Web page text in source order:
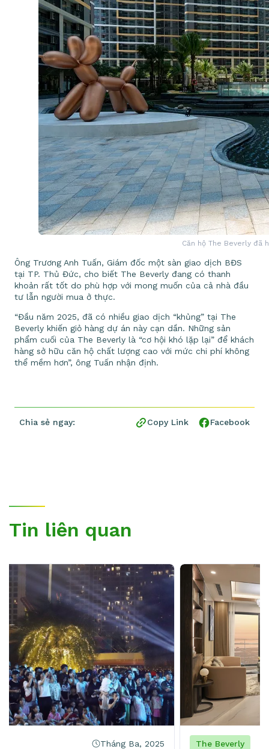
Căn hộ The Beverly đã
Ông Trương Anh Tuấn, Giám đốc một sàn giao dịch BĐS
tại TP. Thủ Đức, cho biết The Beverly đang có thanh
khoản rất tốt do phù hợp với mong muốn của cả nhà đầu
tư lẫn người mua ở thực.
“Đầu năm 2025, đã có nhiều giao dịch “khủng” tại The
Beverly khiến giỏ hàng dự án này cạn dần. Những sản
phẩm cuối của The Beverly là “cơ hội khó lặp lại” để khách
hàng sở hữu căn hộ chất lượng cao với mức chi phí không
thể mềm hơn”, ông Tuấn nhận định.
Chia sẻ ngay: Copy Link Facebook
Tin liên quan
Tháng Ba, 2025